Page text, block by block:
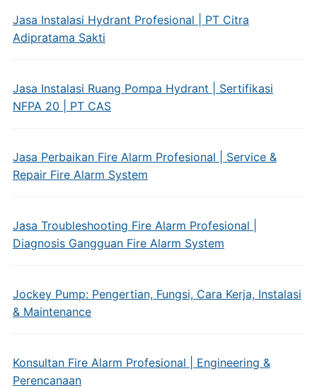
Jasa Instalasi Hydrant Profesional | PT Citra
Adipratama Sakti
Jasa Instalasi Ruang Pompa Hydrant | Sertifikasi
NFPA 20 | PT CAS
Jasa Perbaikan Fire Alarm Profesional | Service &
Repair Fire Alarm System
Jasa Troubleshooting Fire Alarm Profesional |
Diagnosis Gangguan Fire Alarm System
Jockey Pump: Pengertian, Fungsi, Cara Kerja, Instalasi
& Maintenance
Konsultan Fire Alarm Profesional | Engineering &
Perencanaan